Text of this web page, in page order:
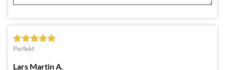
Perfekt
Lars Martin A.